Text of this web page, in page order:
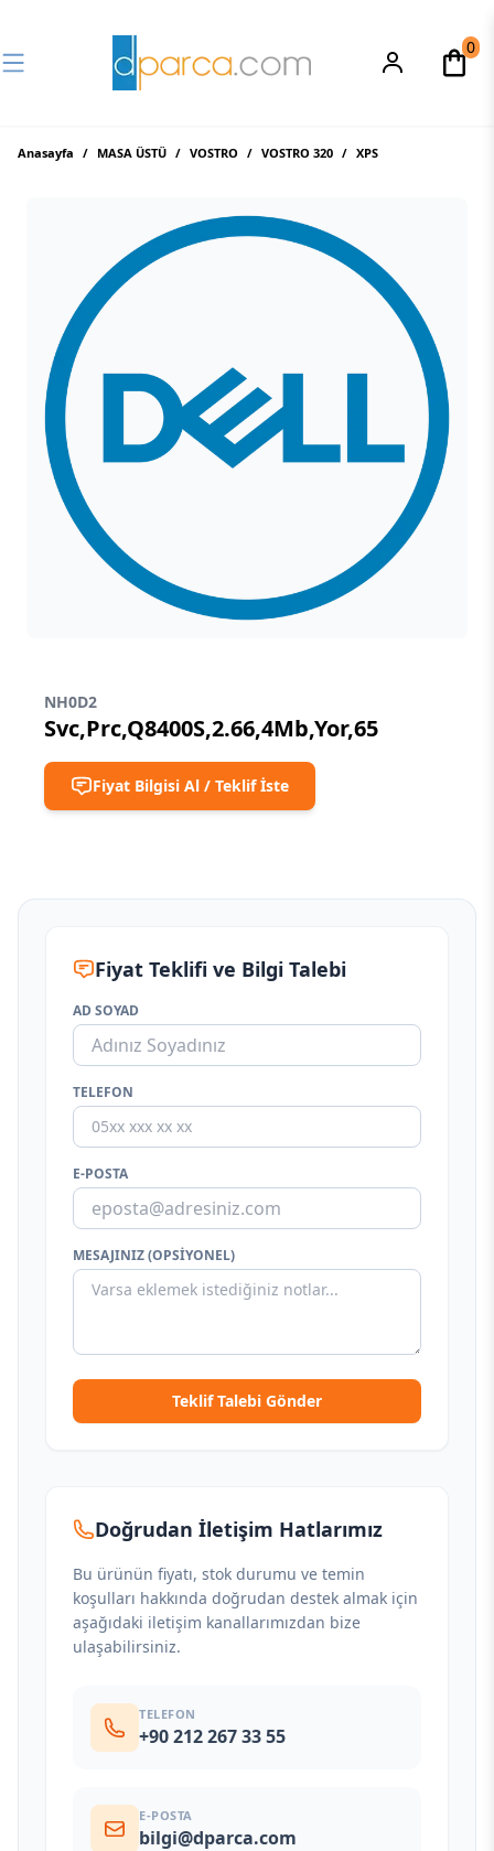
0
Anasayfa / MASA ÜSTÜ / VOSTRO / VOSTRO 320 / XPS
NH0D2
Svc,Prc,Q8400S,2.66,4Mb,Yor,65
Fiyat Bilgisi Al / Teklif İste
Fiyat Teklifi ve Bilgi Talebi
AD SOYAD
TELEFON
E-POSTA
MESAJINIZ (OPSIYONEL)
Teklif Talebi Gönder
Doğrudan İletişim Hatlarımız
Bu ürünün fiyatı, stok durumu ve temin
koşulları hakkında doğrudan destek almak için
aşağıdaki iletişim kanallarımızdan bize
ulaşabilirsiniz.
TELEFON
+90 212 267 33 55
E-POSTA
bilgi@dparca.com